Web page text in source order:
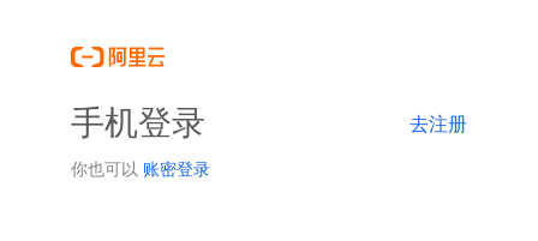
手机登录 去注册
你也可以 账密登录